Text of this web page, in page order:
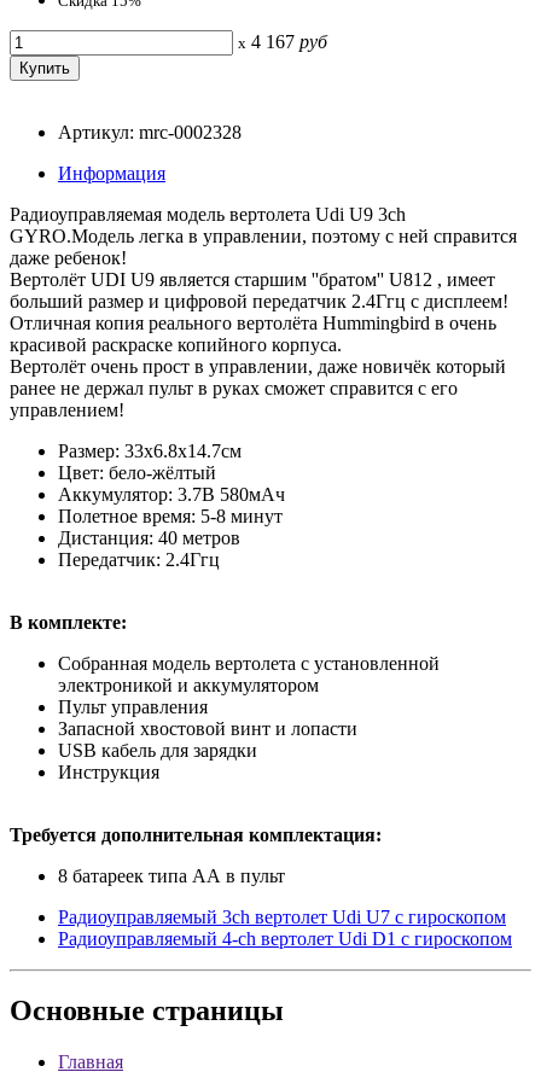
x 4 167 руб
Артикул: mrc-0002328
Информация
Радиоуправляемая модель вертолета Udi U9 3ch
GYRO.Модель легка в управлении, поэтому с ней справится
даже ребенок!
Вертолёт UDI U9 является старшим ''братом'' U812 , имеет
больший размер и цифровой передатчик 2.4Ггц с дисплеем!
Отличная копия реального вертолёта Hummingbird в очень
красивой раскраске копийного корпуса.
Вертолёт очень прост в управлении, даже новичёк который
ранее не держал пульт в руках сможет справится с его
управлением!
Размер: 33х6.8х14.7см
Цвет: бело-жёлтый
Аккумулятор: 3.7В 580мАч
Полетное время: 5-8 минут
Дистанция: 40 метров
Передатчик: 2.4Ггц
В комплекте:
Собранная модель вертолета с установленной
электроникой и аккумулятором
Пульт управления
Запасной хвостовой винт и лопасти
USB кабель для зарядки
Инструкция
Требуется дополнительная комплектация:
8 батареек типа АА в пульт
Радиоуправляемый 3ch вертолет Udi U7 с гироскопом
Радиоуправляемый 4-ch вертолет Udi D1 с гироскопом
Основные страницы
Главная